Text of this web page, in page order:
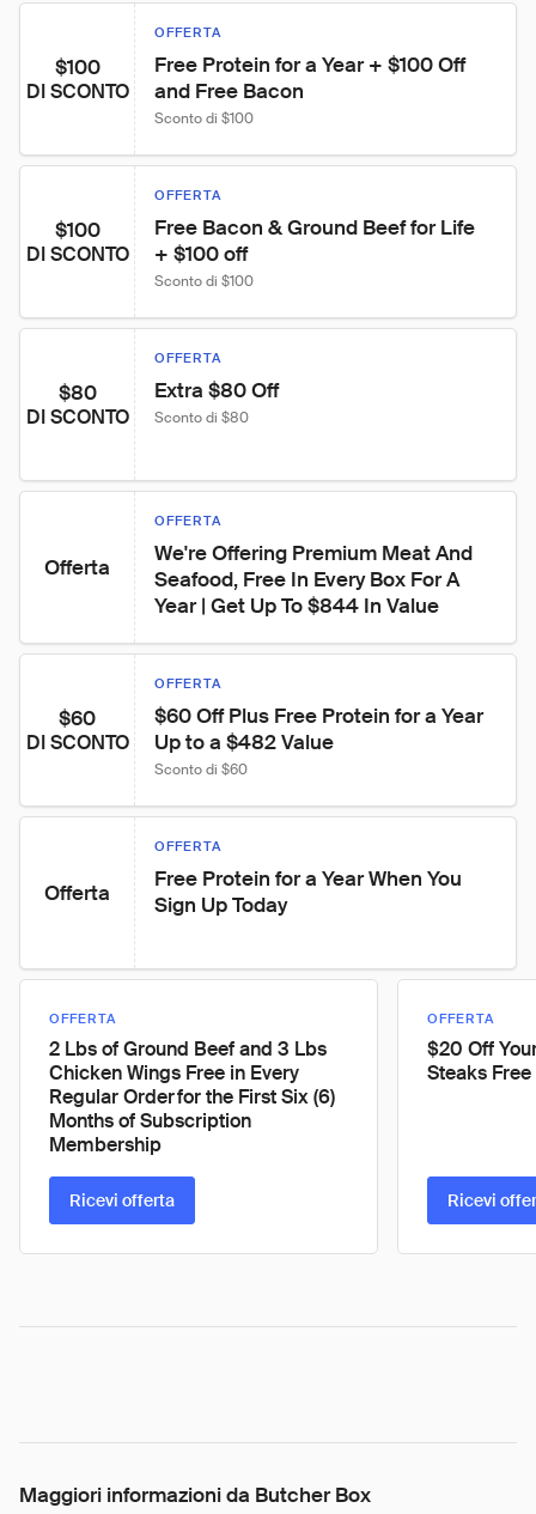
$100
DI SCONTO
OFFERTA
Free Protein for a Year + $100 Off
and Free Bacon
Sconto di $100
$100
DI SCONTO
OFFERTA
Free Bacon & Ground Beef for Life
+ $100 off
Sconto di $100
$80
DI SCONTO
OFFERTA
Extra $80 Off
Sconto di $80
Offerta
OFFERTA
We're Offering Premium Meat And
Seafood, Free In Every Box For A
Year | Get Up To $844 In Value
$60
DI SCONTO
OFFERTA
$60 Off Plus Free Protein for a Year
Up to a $482 Value
Sconto di $60
Offerta
OFFERTA
Free Protein for a Year When You
Sign Up Today
OFFERTA
2 Lbs of Ground Beef and 3 Lbs
Chicken Wings Free in Every
Regular Order for the First Six (6)
Months of Subscription
Membership
Ricevi offerta
OFFERTA
$20 Off
Steaks
Ricevi
Maggiori informazioni da Butcher Box